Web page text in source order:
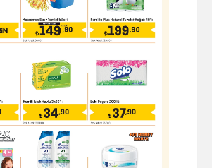
Dondurma
Dondurulmuş Ürünler
Ev & Dekorasyon
Gezi & Seyahat
Kitap & Dergi
Konserve
& Sebze Mutfak Ürünleri
Otomobil
Süt Ürünleri & Kahvaltılık
Temizlik
& Teknik